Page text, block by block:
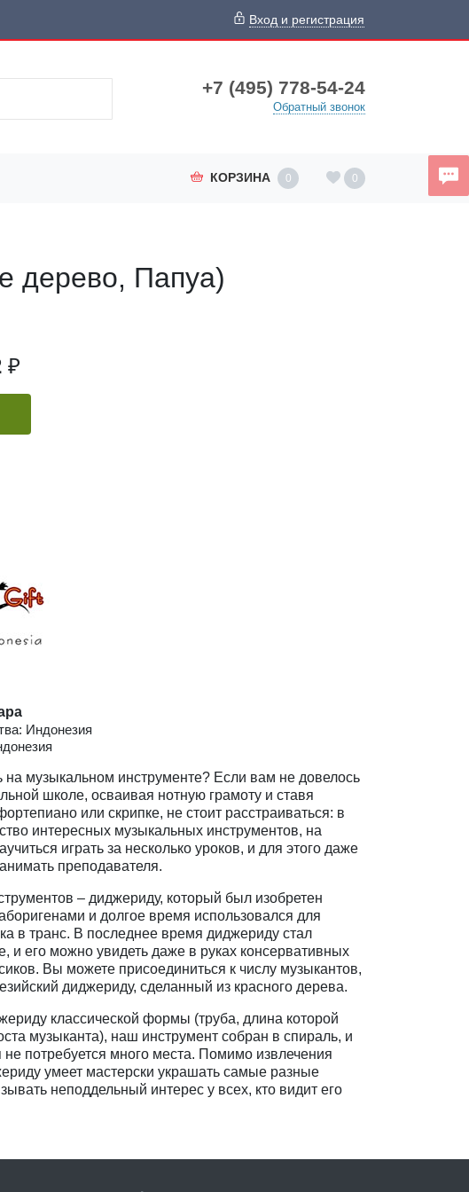
Вход и регистрация
+7 (495) 778-54-24
Обратный звонок
КОРЗИНА 0 0
дерево, Папуа)
₽
Индонезия
на музыкальном инструменте? Если вам не довелось
школе, осваивая нотную грамоту и ставя
или скрипке, не стоит расстраиваться: в
интересных музыкальных инструментов, на
играть за несколько уроков, и для этого даже
преподавателя.
– диджериду, который был изобретен
и долгое время использовался для
в транс. В последнее время диджериду стал
и его можно увидеть даже в руках консервативных
Вы можете присоединиться к числу музыкантов,
диджериду, сделанный из красного дерева.
классической формы (труба, длина которой
музыканта), наш инструмент собран в спираль, и
не потребуется много места. Помимо извлечения
умеет мастерски украшать самые разные
неподдельный интерес у всех, кто видит его